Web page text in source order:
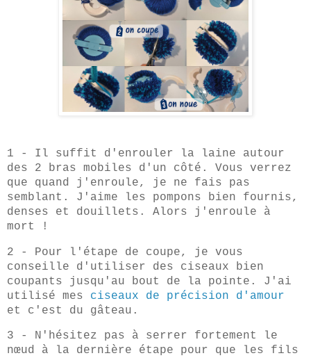
1 - Il suffit d'enrouler la laine autour
des 2 bras mobiles d'un côté. Vous verrez
que quand j'enroule, je ne fais pas
semblant. J'aime les pompons bien fournis,
denses et douillets. Alors j'enroule à
mort !
2 - Pour l'étape de coupe, je vous
conseille d'utiliser des ciseaux bien
coupants jusqu'au bout de la pointe. J'ai
utilisé mes ciseaux de précision d'amour
et c'est du gâteau.
3 - N'hésitez pas à serrer fortement le
nœud à la dernière étape pour que les fils